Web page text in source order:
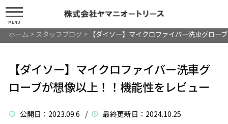
MENU
ホーム > スタッフブログ> 【ダイソー】マイクロファイバー洗車グロー
【ダイソー】マイクロファイバー洗車グ
ローブが想像以上！！機能性をレビュー
公開日 ：2023.09.6 / 最終更新日 ：2024.10.25